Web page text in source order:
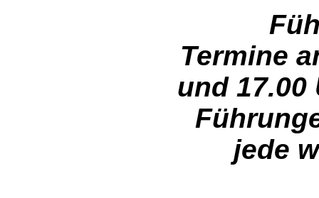
Termine
und 17.00
jede